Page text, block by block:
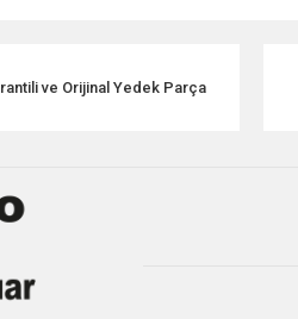
ve Orijinal Yedek Parça